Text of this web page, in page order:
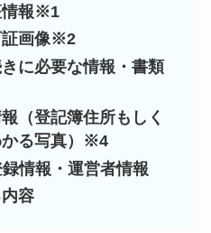
情報※1
証画像※2
に必要な情報・書類
（登記簿住所もしく
かる写真）※4
情報・運営者情報
容